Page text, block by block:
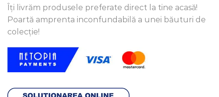
Îți livrăm produsele preferate direct la tine acasă!
Poartă amprenta inconfundabilă a unei băuturi de
colecție!